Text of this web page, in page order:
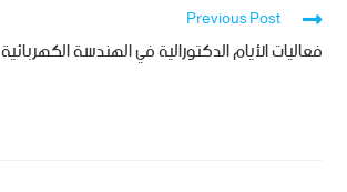
Previous Post
فعاليات الأيام الدكتورالية في الهندسة الكهربائية